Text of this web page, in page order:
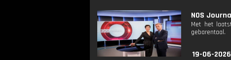
NOS
Met het
gebarentaal.
19-06-